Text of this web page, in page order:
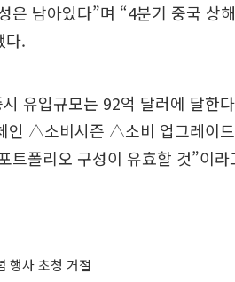
은 남아있다”며 “4분기 중국 상
다.
유입규모는 92억 달러에 달한
인 △소비시즌 △소비 업그레이
트폴리오 구성이 유효할 것”이
행사 초청 거절